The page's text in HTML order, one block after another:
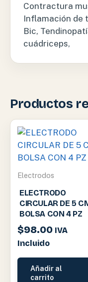
Contractura
Inflamación de
Bic,
cuádriceps,
Productos
Electrodos
ELECTRODO
CIRCULAR DE 5
BOLSA CON 4 PZ
$98.00 IVA
Incluido
Añadir al
carrito